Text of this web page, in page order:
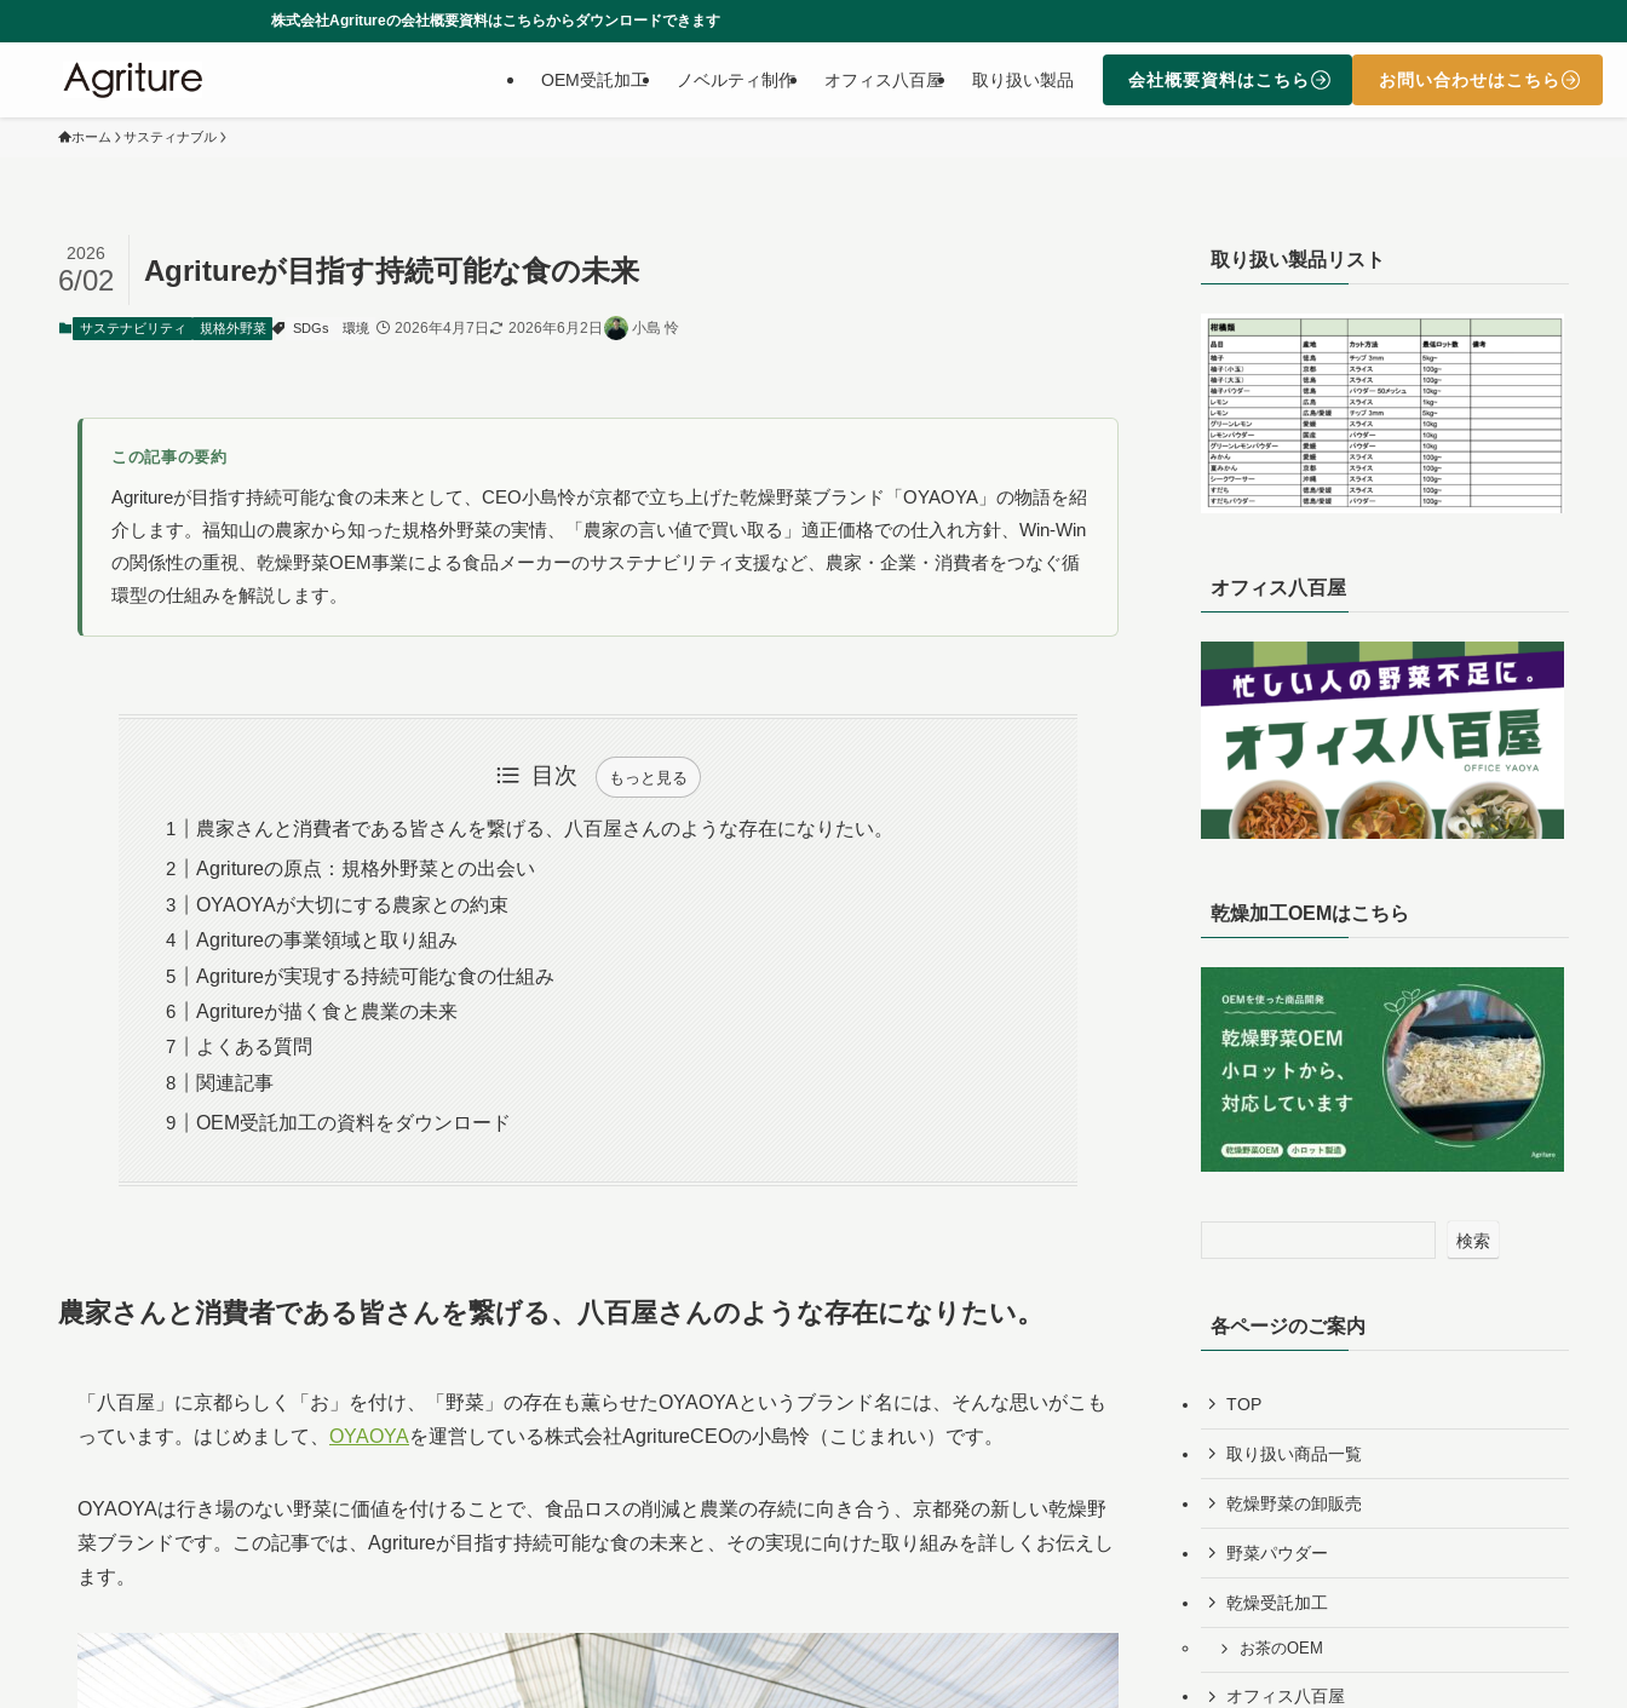
株式会社Agritureの会社概要資料はこちらからダウンロードできます
OEM受託加工 ノベルティ制作 オフィス八百屋 取り扱い製品 会社概要資料はこちら お問い合わせはこちら
ホーム サスティナブル
Agritureが目指す持続可能な食の未来
2026
6/02
サステナビリティ 規格外野菜 SDGs 環境 2026年4月7日 2026年6月2日 小島 怜
この記事の要約
Agritureが目指す持続可能な食の未来として、CEO小島怜が京都で立ち上げた乾燥野菜ブランド「OYAOYA」の物語を紹
介します。福知山の農家から知った規格外野菜の実情、「農家の言い値で買い取る」適正価格での仕入れ方針、Win-Win
の関係性の重視、乾燥野菜OEM事業による食品メーカーのサステナビリティ支援など、農家・企業・消費者をつなぐ循
環型の仕組みを解説します。
目次 もっと見る
農家さんと消費者である皆さんを繋げる、八百屋さんのような存在になりたい。
Agritureの原点：規格外野菜との出会い
OYAOYAが大切にする農家との約束
Agritureの事業領域と取り組み
Agritureが実現する持続可能な食の仕組み
Agritureが描く食と農業の未来
よくある質問
関連記事
OEM受託加工の資料をダウンロード
農家さんと消費者である皆さんを繋げる、八百屋さんのような存在になりたい。
「八百屋」に京都らしく「お」を付け、「野菜」の存在も薫らせたOYAOYAというブランド名には、そんな思いがこも
っています。はじめまして、 OYAOYAを運営している株式会社AgritureCEOの小島怜（こじまれい）です。
OYAOYAは行き場のない野菜に価値を付けることで、食品ロスの削減と農業の存続に向き合う、京都発の新しい乾燥野
菜ブランドです。この記事では、Agritureが目指す持続可能な食の未来と、その実現に向けた取り組みを詳しくお伝えし
ます。
取り扱い製品リスト
オフィス八百屋
乾燥加工OEMはこちら
検索
各ページのご案内
TOP
取り扱い商品一覧
乾燥野菜の卸販売
野菜パウダー
乾燥受託加工
お茶のOEM
オフィス八百屋